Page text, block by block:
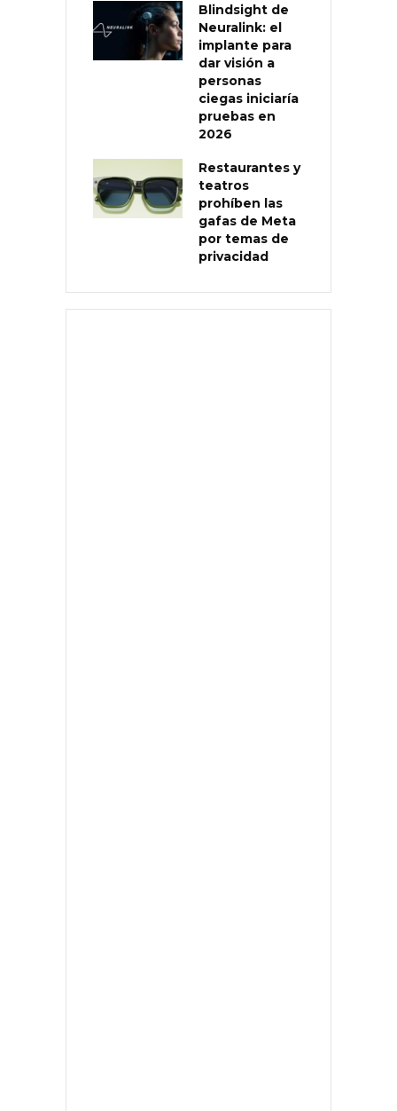
Blindsight de
Neuralink: el
implante para
dar visión a
personas
ciegas iniciaría
pruebas en
2026
Restaurantes y
teatros
prohíben las
gafas de Meta
por temas de
privacidad